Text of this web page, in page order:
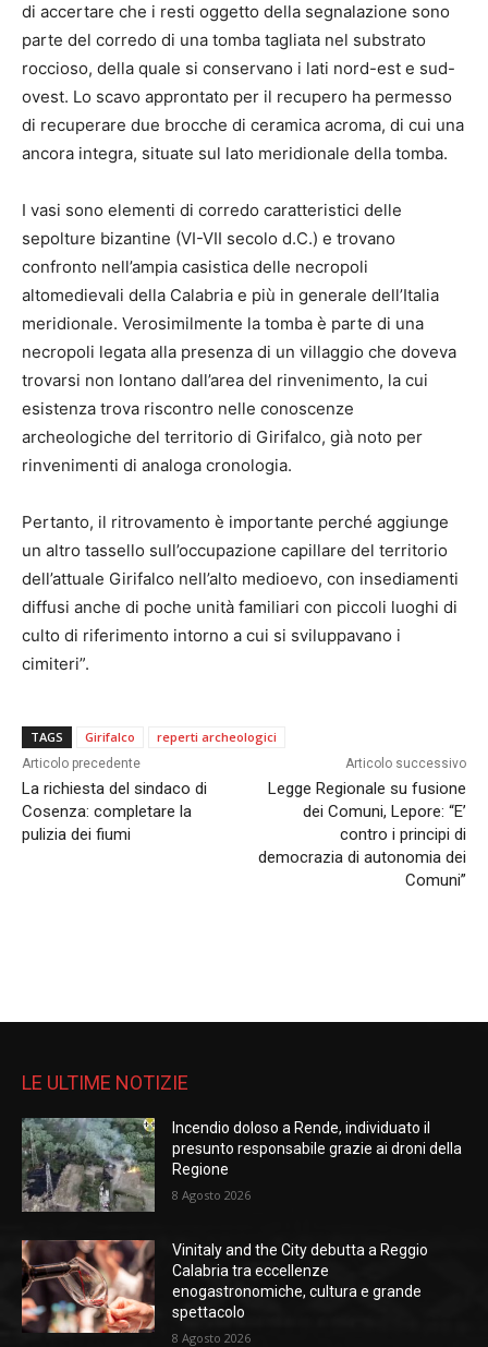
di accertare che i resti oggetto della segnalazione sono
parte del corredo di una tomba tagliata nel substrato
roccioso, della quale si conservano i lati nord-est e sud-
ovest. Lo scavo approntato per il recupero ha permesso
di recuperare due brocche di ceramica acroma, di cui una
ancora integra, situate sul lato meridionale della tomba.
I vasi sono elementi di corredo caratteristici delle
sepolture bizantine (VI-VII secolo d.C.) e trovano
confronto nell’ampia casistica delle necropoli
altomedievali della Calabria e più in generale dell’Italia
meridionale. Verosimilmente la tomba è parte di una
necropoli legata alla presenza di un villaggio che doveva
trovarsi non lontano dall’area del rinvenimento, la cui
esistenza trova riscontro nelle conoscenze
archeologiche del territorio di Girifalco, già noto per
rinvenimenti di analoga cronologia.
Pertanto, il ritrovamento è importante perché aggiunge
un altro tassello sull’occupazione capillare del territorio
dell’attuale Girifalco nell’alto medioevo, con insediamenti
diffusi anche di poche unità familiari con piccoli luoghi di
culto di riferimento intorno a cui si sviluppavano i
cimiteri”.
TAGS Girifalco reperti archeologici
Articolo precedente
La richiesta del sindaco di
Cosenza: completare la
pulizia dei fiumi
Articolo successivo
Legge Regionale su fusione
dei Comuni, Lepore: “E’
contro i principi di
democrazia di autonomia dei
Comuni”
LE ULTIME NOTIZIE
Incendio doloso a Rende, individuato il
presunto responsabile grazie ai droni della
Regione
8 Agosto 2026
Vinitaly and the City debutta a Reggio
Calabria tra eccellenze
enogastronomiche, cultura e grande
spettacolo
8 Agosto 2026